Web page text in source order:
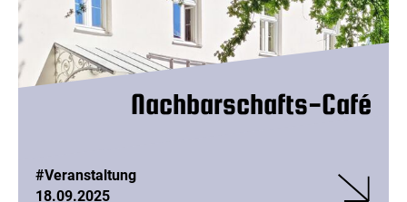
Nachbarschafts-Café
#Veranstaltung
18.09.2025